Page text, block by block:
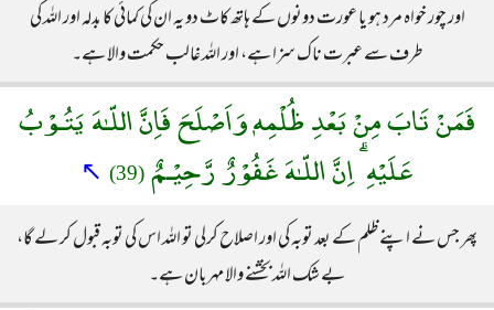
اور چور خواہ مرد ہو یا عورت دونوں کے ہاتھ کاٹ دو یہ ان کی کمائی کا بدلہ اور اللہ کی
طرف سے عبرت ناک سزا ہے، اور اللہ غالب حکمت والا ہے۔
فَمَنْ تَابَ مِنْ بَعْدِ ظُلْمِهٖ وَاَصْلَحَ فَاِنَّ اللّـٰهَ يَتُـوْبُ
عَلَيْهِ ۗ اِنَّ اللّـٰهَ غَفُوْرٌ رَّحِيْـمٌ (39)
↖
پھر جس نے اپنے ظلم کے بعد توبہ کی اور اصلاح کرلی تو اللہ اس کی توبہ قبول کر لے گا،
بے شک اللہ بخشنے والا مہربان ہے۔